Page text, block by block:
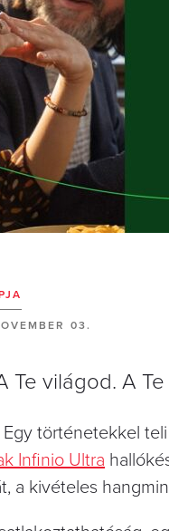
03.
Te világod. A
történetekkel
Infinio Ultra
a kivételes